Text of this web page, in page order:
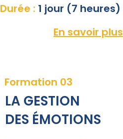
Durée : 1 jour (7 heures)
En savoir plus
Formation 03
LA GESTION
DES ÉMOTIONS